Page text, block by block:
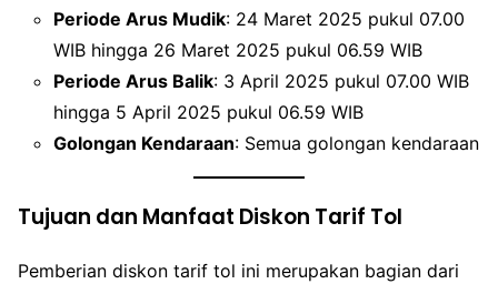
Periode Arus Mudik: 24 Maret 2025 pukul 07.00
WIB hingga 26 Maret 2025 pukul 06.59 WIB
Periode Arus Balik: 3 April 2025 pukul 07.00 WIB
hingga 5 April 2025 pukul 06.59 WIB
Golongan Kendaraan: Semua golongan kendaraan
Tujuan dan Manfaat Diskon Tarif Tol
Pemberian diskon tarif tol ini merupakan bagian dari